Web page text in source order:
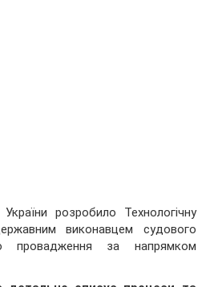
розробило Технологічну
виконавцем судового
провадження за напрямком